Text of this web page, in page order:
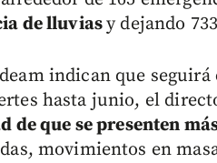
de lluviasy dejando
indican que seguirá
hasta junio, el
de que se presenten
movimientos en